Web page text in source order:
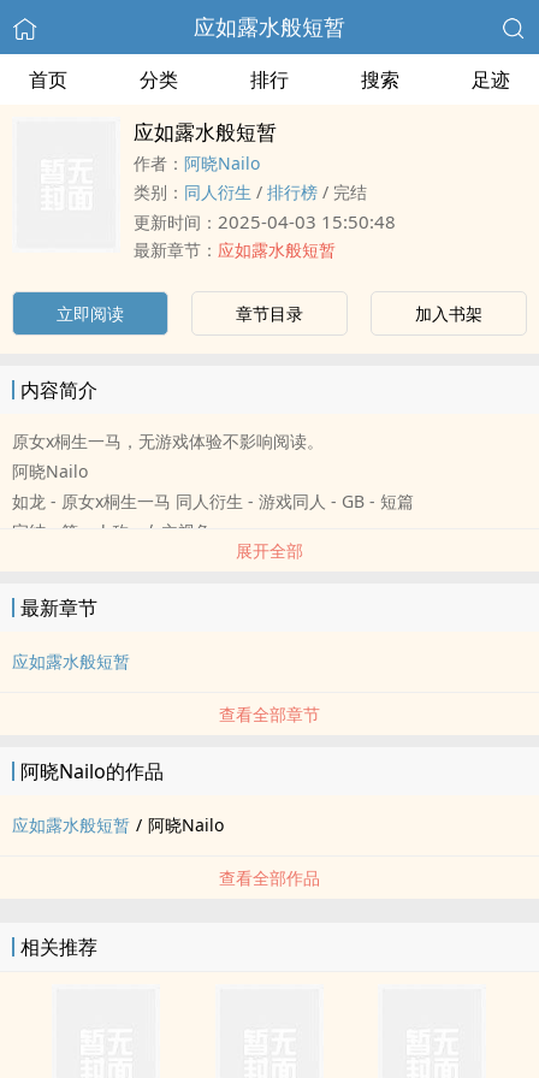
应如露水般短暂
首页 分类 排行 搜索 足迹
应如露水般短暂
作者： 阿晓Nailo
类别： 同人衍生 / 排行榜 / 完结
更新时间： 2025-04-03 15:50:48
最新章节： 应如露水般短暂
立即阅读 章节目录 加入书架
内容简介
原女x桐生一马，无游戏体验不影响阅读。
阿晓Nailo
如龙 - 原女x桐生一马 同人衍生 - 游戏同人 - GB - 短篇
完结 - 第一人称 - 女主视角
1988年12月10日，我在酒吧遇到了桐生一马。他那时刚打完一架，揍
喝酒。或许只是觉得，就算没有夹道欢迎，也不该让英雄孤独地买
醉，我凑了上去，想要请他喝酒。他没有拒绝。
展开全部
最新章节
应如露水般短暂
查看全部章节
阿晓Nailo的作品
应如露水般短暂 / 阿晓Nailo
查看全部作品
相关推荐